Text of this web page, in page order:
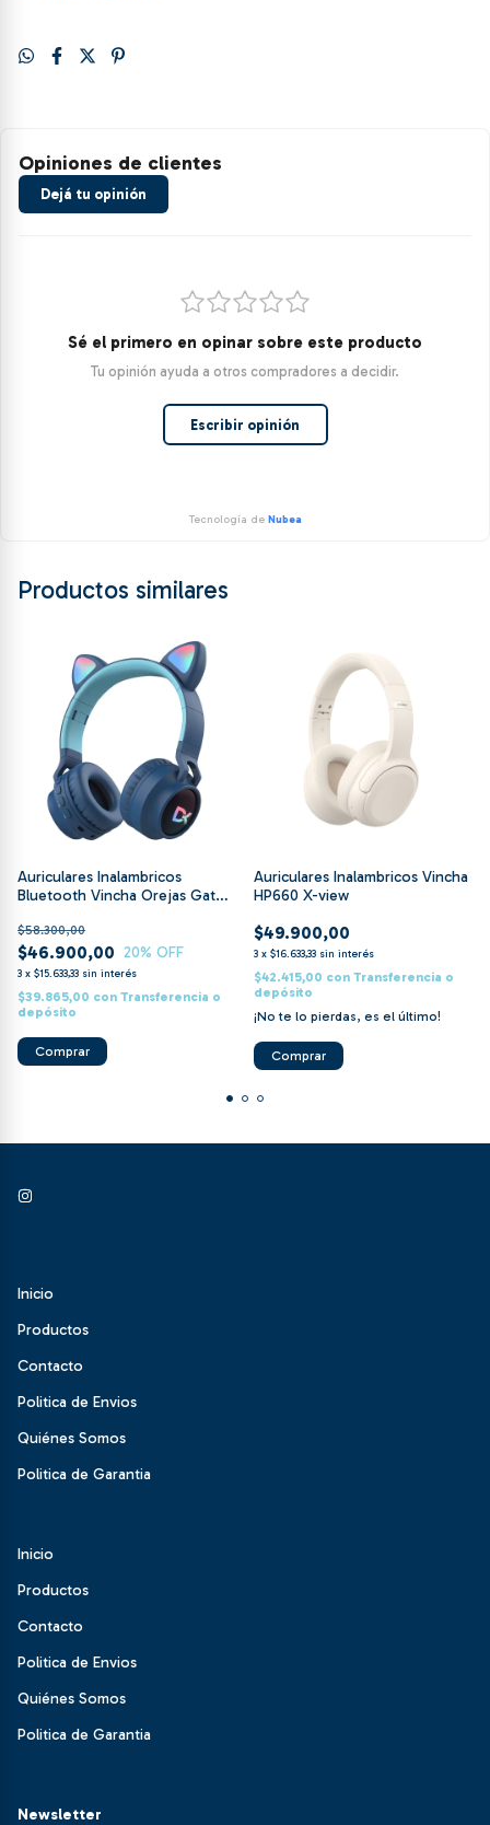
Opiniones de clientes
Dejá tu opinión
Sé el primero en opinar sobre este producto
Tu opinión ayuda a otros compradores a decidir.
Escribir opinión
Tecnología de Nubea
Productos similares
Auriculares Inalambricos
Bluetooth Vincha Orejas Gato
$46.900,00
$58.300,00
20% OFF
3 x $15.633,33 sin interés
$39.865,00 con Transferencia o
depósito
Auriculares Inalambricos Vincha
HP660 X-view
$49.900,00
3 x $16.633,33 sin interés
$42.415,00 con Transferencia o
depósito
¡No te lo pierdas, es el último!
Comprar
Inicio
Productos
Contacto
Politica de Envios
Quiénes Somos
Politica de Garantia
Inicio
Productos
Contacto
Politica de Envios
Quiénes Somos
Politica de Garantia
Newsletter